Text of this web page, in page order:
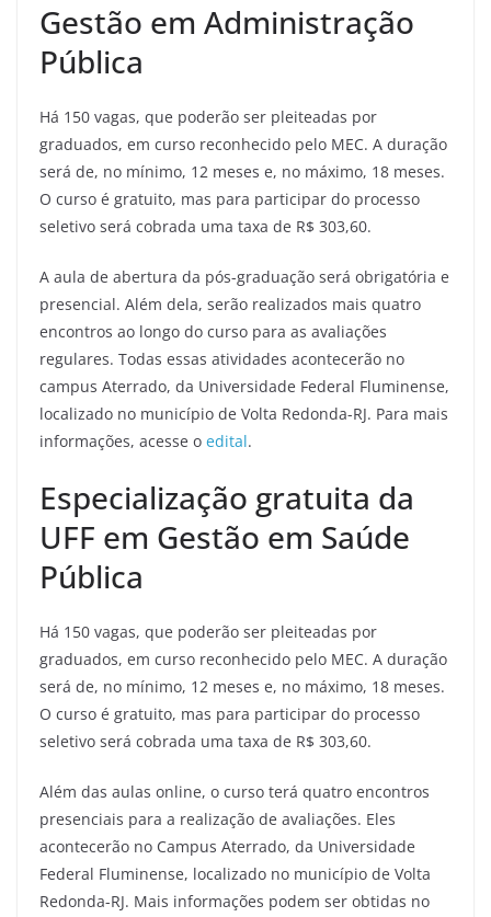
Gestão em Administração
Pública
Há 150 vagas, que poderão ser pleiteadas por
graduados, em curso reconhecido pelo MEC. A duração
será de, no mínimo, 12 meses e, no máximo, 18 meses.
O curso é gratuito, mas para participar do processo
seletivo será cobrada uma taxa de R$ 303,60.
A aula de abertura da pós-graduação será obrigatória e
presencial. Além dela, serão realizados mais quatro
encontros ao longo do curso para as avaliações
regulares. Todas essas atividades acontecerão no
campus Aterrado, da Universidade Federal Fluminense,
localizado no município de Volta Redonda-RJ. Para mais
informações, acesse o edital.
Especialização gratuita da
UFF em Gestão em Saúde
Pública
Há 150 vagas, que poderão ser pleiteadas por
graduados, em curso reconhecido pelo MEC. A duração
será de, no mínimo, 12 meses e, no máximo, 18 meses.
O curso é gratuito, mas para participar do processo
seletivo será cobrada uma taxa de R$ 303,60.
Além das aulas online, o curso terá quatro encontros
presenciais para a realização de avaliações. Eles
acontecerão no Campus Aterrado, da Universidade
Federal Fluminense, localizado no município de Volta
Redonda-RJ. Mais informações podem ser obtidas no